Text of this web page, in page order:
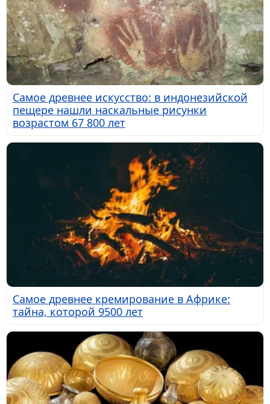
Самое древнее искусство: в индонезийской
пещере нашли наскальные рисунки
возрастом 67 800 лет
Самое древнее кремирование в Африке:
тайна, которой 9500 лет